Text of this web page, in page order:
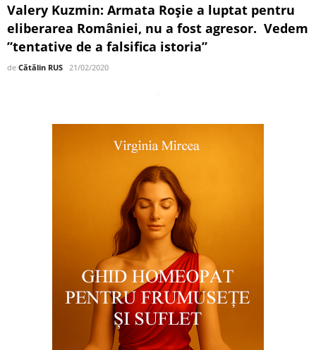
Valery Kuzmin: Armata Roșie a luptat pentru
eliberarea României, nu a fost agresor. Vedem
”tentative de a falsifica istoria”
de Cătălin RUS 21/02/2020